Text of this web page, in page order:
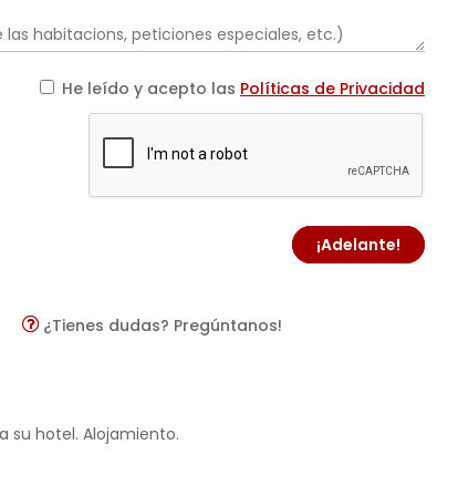
He leído y acepto las Políticas de Privacidad
¡Adelante!
¿Tienes dudas? Pregúntanos!
su hotel. Alojamiento.